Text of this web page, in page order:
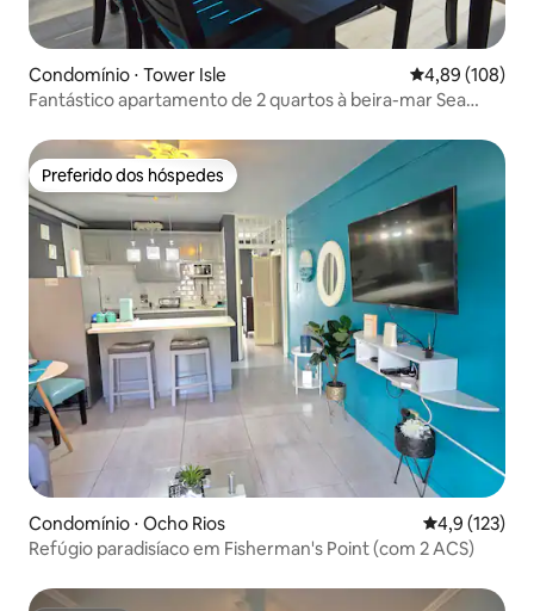
Condomínio ⋅ Tower Isle 4,89 de uma
4,89 (108)
Fantástico apartamento de 2 quartos à beira-mar Sea
Preferido dos hóspedes
Preferido dos hóspedes
Condomínio ⋅ Ocho Rios 4,9 de uma
4,9 (123)
Refúgio paradisíaco em Fisherman's Point (com 2 ACS)